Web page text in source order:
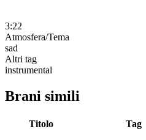
3:22
Atmosfera/Tema
sad
Altri tag
instrumental
Brani simili
Titolo Tag